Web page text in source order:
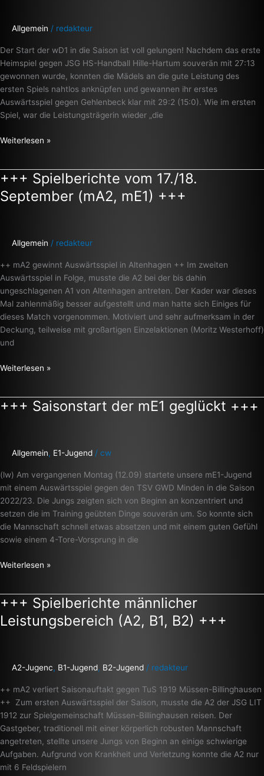
Allgemein / redakteur
Der Start der wD1 in die Saison ist voll gelungen! Nachdem das erste
Heimspiel gegen JSG HS-Handball Hille-Hartum souverän mit 27:13
gewonnen wurde, konnten die Mädels an die gute Leistung des
ersten Spiels nahtlos anknüpfen und gewannen ihr erstes
Auswärtsspiel gegen Gehlenbeck klar mit 29:2 (15:0). Wie im ersten
Spiel, war die Leistungsträgerin wieder „die
Saison
+++
Weiterlesen »
+++ Spielberichte vom 17./18.
September (mA2, mE1) +++
Allgemein / redakteur
++ mA2 gewinnt Auswärtsspiel in Altenhagen ++ Im zweiten
Auswärtsspiel in Folge, musste die A2 bei der bis dahin
ungeschlagenen A1 von Altenhagen antreten. Der Kader war dieses
Mal zahlenmäßig besser aufgestellt und man hatte sich Einiges für
dieses Match vorgenommen. Motiviert und sehr aufmerksam in der
Deckung, teilweise mit großartigen Einzelaktionen (Moritz Westerhoff)
und
+++
Spielberichte
vom
(mA2,
+++
Weiterlesen »
+++ Saisonstart der mE1 geglückt +++
Allgemein, E1-Jugend / cw
(lw) Am vergangenen Montag (12.09) startete unsere mE1-Jugend
mit einem Auswärtsspiel gegen den TSV GWD Minden in die Saison
2022/23. Die Jungs zeigten sich von Beginn an konzentriert und
setzen die im Training geübten Dinge souverän um. So konnte sich
die Mannschaft schnell etwas absetzen und mit einem guten Gefühl
sowie einem 4-Tore-Vorsprung in die
+++
geglückt
Weiterlesen »
+++ Spielberichte männlicher
Leistungsbereich (A2, B1, B2) +++
A2-Jugenc, B1-Jugend, B2-Jugend / redakteur
++ mA2 verliert Saisonauftakt gegen TuS 1919 Müssen-Billinghausen
++ Zum ersten Auswärtsspiel der Saison, musste die A2 der JSG LIT
1912 zur Spielgemeinschaft Müssen-Billinghausen reisen. Der
Gastgeber, traditionell mit einer körperlich robusten Mannschaft
angetreten, stellte unsere Jungs von Beginn an einige schwierige
Aufgaben. Aufgrund von Krankheit und Verletzung konnte die A2 nur
mit 6 Feldspielern
+++
Spielberichte
männlicher
+++